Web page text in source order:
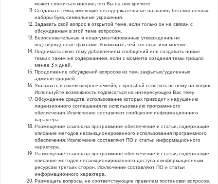
может сложиться мнение, что Вы на них кричите.
Создавать темы, имеющие несодержательные названия, бессмысленные
наборы букв, символьные украшения.
Задавать свой вопрос в открытой теме, если только он не связан с
обсуждаемым в этой теме вопросом.
Безосновательные и неаргументированные утверждения, не
подтвержденные фактами. Упомяните, чей это опыт или мнение.
Поднимать свою тему добавлением сообщений или создавать новые
темы с таким же содержанием, если с момента создания темы прошло
менее 3-х дней.
Продолжение обсyждений вопросов из тем, закpытых/удаленных
администрацией.
Указывать в своем вопросе е-мейл, с просьбой ответить по нему на вопрос.
Используйте возможность подписаться на интересующую Вас тему.
Обсуждение средств, использование которых приводит к нарушению
лицензионного соглашения по использованию программного
обеспечения. Исключение составляют сообщения информационного
характера.
Размещение ссылок на программное обеспечение и статьи, содержащие
описание методов несанкционированного использования программного
обеспечения. Исключение составляют ПО и статьи информационного
характера.
Размещение ссылок на программное обеспечение и статьи, содержащие
описание методов несанкционированного доступа к информационным
ресурсам третьих сторон. Исключение составляют ПО и статьи
информационного характера.
Размещать вопросы, не соответствующие правилам постановки вопросов.